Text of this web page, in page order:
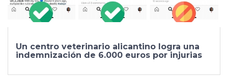
Un centro veterinario alicantino logra una
indemnización de 6.000 euros por injurias